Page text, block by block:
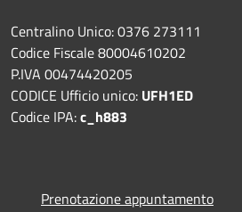
Centralino Unico: 0376 273111
Codice Fiscale 80004610202
P.IVA 00474420205
CODICE Ufficio unico: UFH1ED
Codice IPA:c_h883
Prenotazione appuntamento